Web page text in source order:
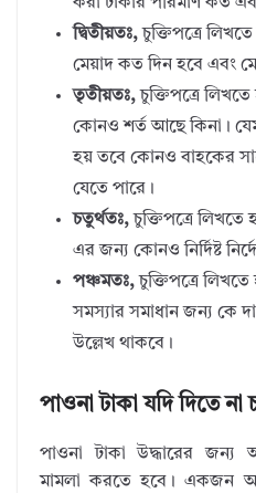
দ্বিতীয়তঃ,চুক্তিপত্রে
মেয়াদ কত দিন হবে এবং
তৃতীয়তঃ,চুক্তিপত্রে
কোনও শর্ত আছে কিনা।
হয় তবে কোনও বাহকের
যেতে পারে।
চতুর্থতঃ,চুক্তিপত্রে
এর জন্য কোনও নির্দিষ্ট
পঞ্চমতঃ,চুক্তিপত্রে
সমস্যার সমাধান জন্য কে
উল্লেখ থাকবে।
পাওনা টাকা যদি দিতে না
পাওনা টাকা উদ্ধারের জন্য
মামলা করতে হবে। একজন